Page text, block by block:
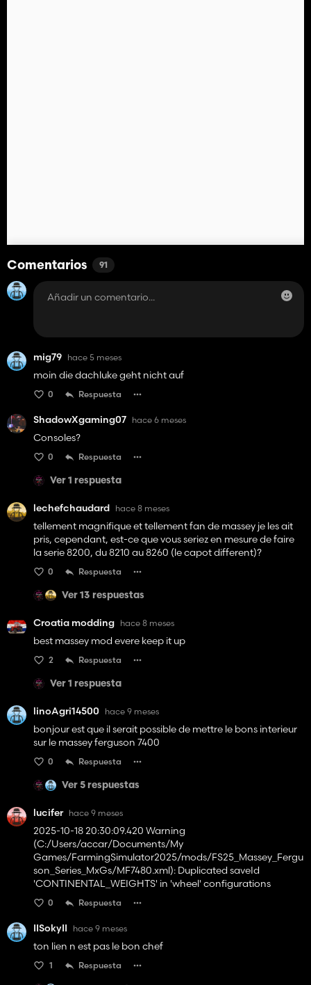
Comentarios 91
mig79 hace 5 meses
moin die dachluke geht nicht auf
0 Respuesta
ShadowXgaming07 hace 6 meses
Consoles?
0 Respuesta
Ver 1 respuesta
lechefchaudard hace 8 meses
tellement magnifique et tellement fan de massey je les ait
pris, cependant, est-ce que vous seriez en mesure de faire
la serie 8200, du 8210 au 8260 (le capot different)?
0 Respuesta
Ver 13 respuestas
Croatia modding hace 8 meses
best massey mod evere keep it up
2 Respuesta
Ver 1 respuesta
linoAgri14500 hace 9 meses
bonjour est que il serait possible de mettre le bons interieur
sur le massey ferguson 7400
0 Respuesta
Ver 5 respuestas
lucifer hace 9 meses
2025-10-18 20:30:09.420 Warning
(C:/Users/accar/Documents/My
Games/FarmingSimulator2025/mods/FS25_Massey_Fergu
son_Series_MxGs/MF7480.xml): Duplicated saveId
'CONTINENTAL_WEIGHTS' in 'wheel' configurations
0 Respuesta
IISokyII hace 9 meses
ton lien n est pas le bon chef
1 Respuesta